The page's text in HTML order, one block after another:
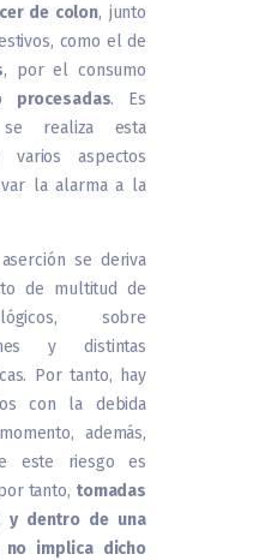
de colon, junto
como el de
, por el consumo
procesadas. Es
se realiza esta
varios aspectos
la alarma a la
se deriva
de multitud de
sobre
y distintas
Por tanto, hay
con la debida
además,
este riesgo es
tanto, tomadas
y dentro de una
no implica dicho